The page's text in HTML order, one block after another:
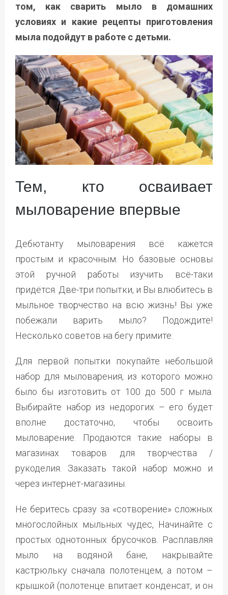
том, как сварить мыло в домашних
условиях и какие рецепты приготовления
мыла подойдут в работе с детьми.
Тем, кто осваивает
мыловарение впервые
Дебютанту мыловарения всё кажется
простым и красочным. Но базовые основы
этой ручной работы изучить всё-таки
придётся. Две-три попытки, и Вы влюбитесь в
мыльное творчество на всю жизнь! Вы уже
побежали варить мыло? Подождите!
Несколько советов на бегу примите:
Для первой попытки покупайте небольшой
набор для мыловарения, из которого можно
было бы изготовить от 100 до 500 г мыла.
Выбирайте набор из недорогих – его будет
вполне достаточно, чтобы освоить
мыловарение. Продаются такие наборы в
магазинах товаров для творчества /
рукоделия. Заказать такой набор можно и
через интернет-магазины.
Не беритесь сразу за «сотворение» сложных
многослойных мыльных чудес, Начинайте с
простых однотонных брусочков. Расплавляя
мыло на водяной бане, накрывайте
кастрюльку сначала полотенцем, а потом –
крышкой (полотенце впитает конденсат, и он